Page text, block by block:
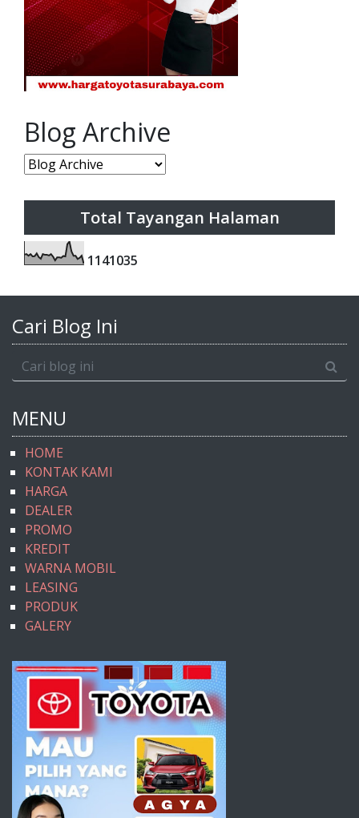
Blog Archive
Total Tayangan Halaman
1141035
Cari Blog Ini
MENU
HOME
KONTAK KAMI
HARGA
DEALER
PROMO
KREDIT
WARNA MOBIL
LEASING
PRODUK
GALERY